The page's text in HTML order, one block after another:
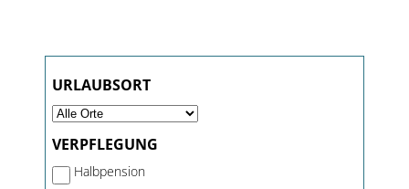
URLAUBSORT
VERPFLEGUNG
Halbpension